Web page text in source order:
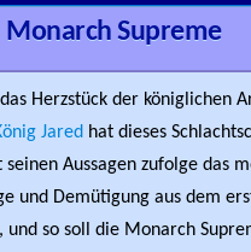
Monarch Supreme
Herzstück der königlichen
Jaredhat dieses
Aussagen zufolge das
und Demütigung aus dem
und so soll die Monarch